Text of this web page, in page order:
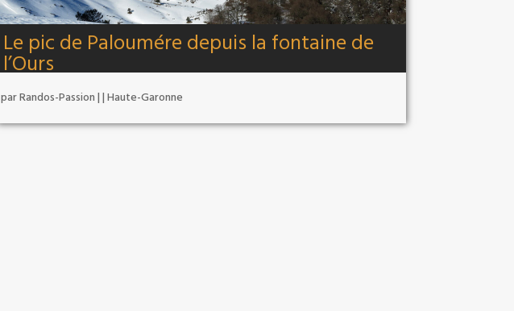
Le pic de Paloumére depuis la fontaine de
l’Ours
parRandos-Passion | | Haute-Garonne